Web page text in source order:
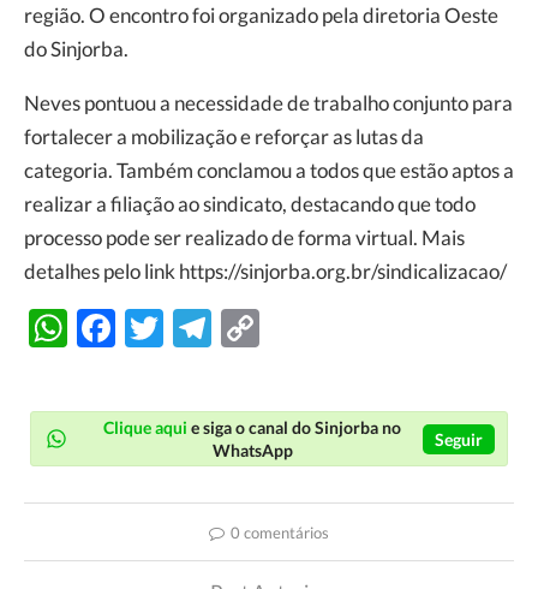
região. O encontro foi organizado pela diretoria Oeste
do Sinjorba.
Neves pontuou a necessidade de trabalho conjunto para
fortalecer a mobilização e reforçar as lutas da
categoria. Também conclamou a todos que estão aptos a
realizar a filiação ao sindicato, destacando que todo
processo pode ser realizado de forma virtual. Mais
detalhes pelo link https://sinjorba.org.br/sindicalizacao/
WhatsApp
Facebook
TwitterTelegram
Clique aqui e siga o canal do Sinjorba no
WhatsApp
Seguir
0 comentários